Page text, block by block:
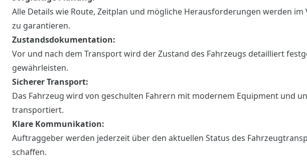
Alle Details wie Route, Zeitplan und mögliche Herausforderungen werden
zu garantieren.
Zustandsdokumentation:
Vor und nach dem Transport wird der Zustand des Fahrzeugs detailliert
gewährleisten.
Sicherer Transport:
Das Fahrzeug wird von geschulten Fahrern mit modernem Equipment und
transportiert.
Klare Kommunikation:
Auftraggeber werden jederzeit über den aktuellen Status des
schaffen.